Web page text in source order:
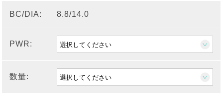
BC/DIA: 8.8/14.0
PWR:
数量: